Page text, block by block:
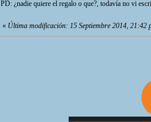
PD: ¿nadie quiere el regalo o que?, todavía no vi
«Última modificación: 15 Septiembre 2014, 21:42